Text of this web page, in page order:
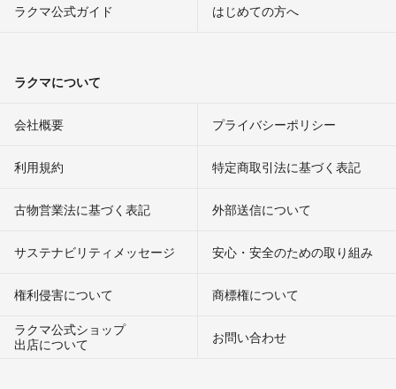
ラクマ公式ガイド はじめての方へ
ラクマについて
会社概要 プライバシーポリシー
利用規約 特定商取引法に基づく表記
古物営業法に基づく表記 外部送信について
サステナビリティメッセージ 安心・安全のための取り組み
権利侵害について
商標権について
ラクマ公式ショップ
出店について
お問い合わせ